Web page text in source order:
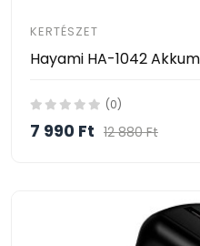
KERTÉSZET
(0)
7 990 Ft 12 880 Ft